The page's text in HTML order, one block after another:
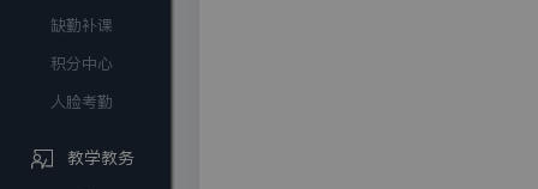
缺勤补课
积分中心
人脸考勤
教学教务